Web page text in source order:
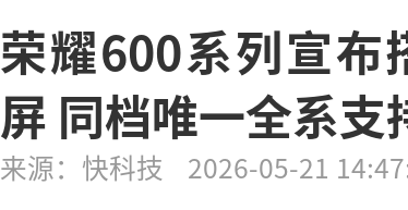
荣耀600系列宣布
屏 同档唯一全系
来源：快科技 2026-05-21